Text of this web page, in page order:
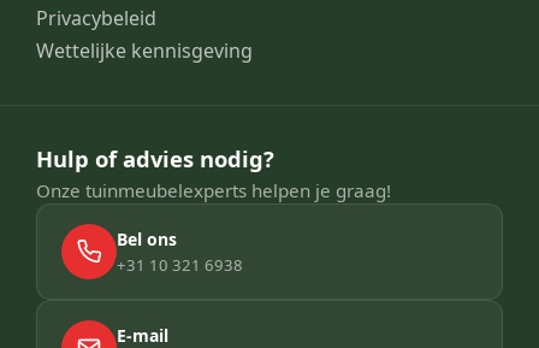
Privacybeleid
Wettelijke kennisgeving
Hulp of advies nodig?
Onze tuinmeubelexperts helpen je graag!
Bel ons
+31 10 321 6938
E-mail